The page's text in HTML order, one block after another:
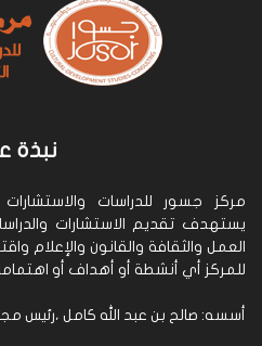
نبذة
مركز جسور للدراسات
يستهدف تقديم الاستشارات
العمل والثقافة والقانون والإعلام
للمركز أي أنشطة أو أهداف أو
أسسه: صالح بن عبد الله كامل ،رئيس